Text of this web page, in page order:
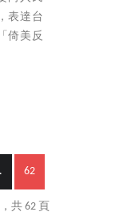
表達台
倚美反
62
共 62 頁